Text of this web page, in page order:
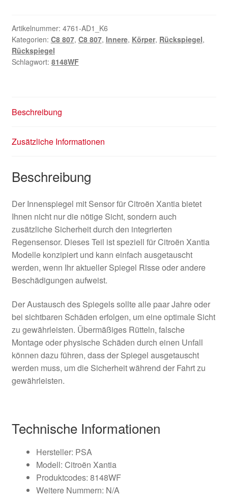
Artikelnummer: 4761-AD1_K6
Kategorien: C8 807, C8 807, Innere, Körper, Rückspiegel,
Rückspiegel
Schlagwort: 8148WF
Beschreibung
Zusätzliche Informationen
Beschreibung
Der Innenspiegel mit Sensor für Citroën Xantia bietet
Ihnen nicht nur die nötige Sicht, sondern auch
zusätzliche Sicherheit durch den integrierten
Regensensor. Dieses Teil ist speziell für Citroën Xantia
Modelle konzipiert und kann einfach ausgetauscht
werden, wenn Ihr aktueller Spiegel Risse oder andere
Beschädigungen aufweist.
Der Austausch des Spiegels sollte alle paar Jahre oder
bei sichtbaren Schäden erfolgen, um eine optimale Sicht
zu gewährleisten. Übermäßiges Rütteln, falsche
Montage oder physische Schäden durch einen Unfall
können dazu führen, dass der Spiegel ausgetauscht
werden muss, um die Sicherheit während der Fahrt zu
gewährleisten.
Technische Informationen
Hersteller: PSA
Modell: Citroën Xantia
Produktcodes: 8148WF
Weitere Nummern: N/A